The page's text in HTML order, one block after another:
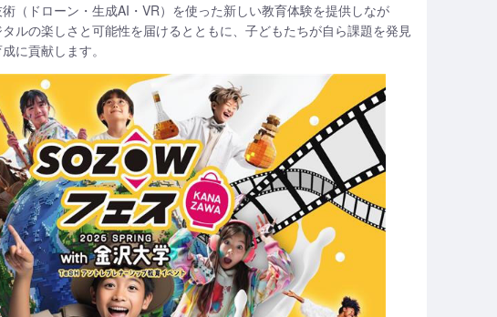
（ドローン・生成AI・VR）を使った新しい教育体験を提供しなが
ルの楽しさと可能性を届けるとともに、子どもたちが自ら課題を発見
に貢献します。